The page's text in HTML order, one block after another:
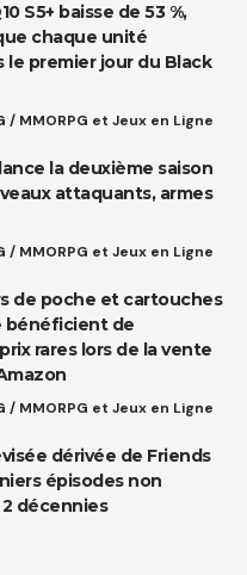
S5+ baisse de 53 %,
chaque unité
le premier jour du Black
/ MMORPG et Jeux en Ligne
la deuxième saison
attaquants, armes
/ MMORPG et Jeux en Ligne
de poche et cartouches
bénéficient de
rares lors de la vente
/ MMORPG et Jeux en Ligne
dérivée de Friends
épisodes non
décennies